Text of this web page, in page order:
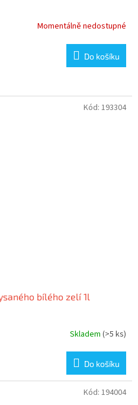
Momentálně nedostupné
Do košíku
bílého zelí 1l
Skladem (>5 ks)
Do košíku
Kód: 193304
Kód: 194004